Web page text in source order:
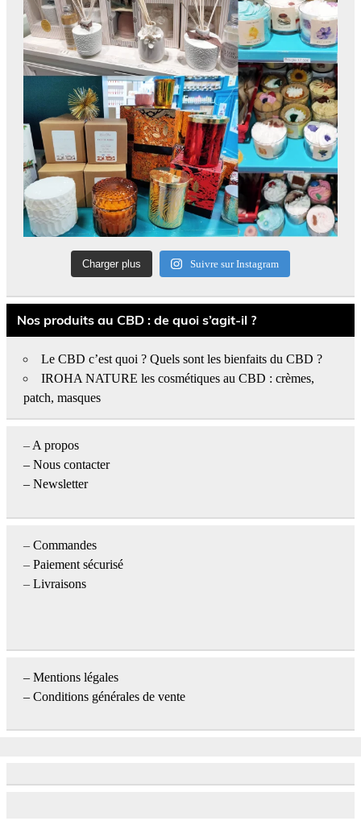
Charger plus Suivre sur Instagram
Nos produits au CBD : de quoi s’agit-il ?
Le CBD c’est quoi ? Quels sont les bienfaits du CBD ?
IROHA NATURE les cosmétiques au CBD : crèmes,
patch, masques
– A propos
– Nous contacter
– Newsletter
– Commandes
– Paiement sécurisé
– Livraisons
– Mentions légales
– Conditions générales de vente